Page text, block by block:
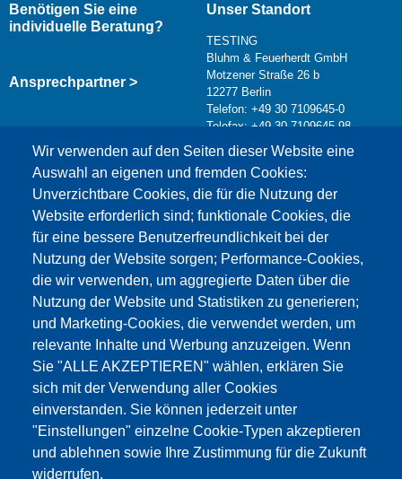
Wir verwenden auf den Seiten dieser Website eine
Auswahl an eigenen und fremden Cookies:
Unverzichtbare Cookies, die für die Nutzung der
Website erforderlich sind; funktionale Cookies, die
für eine bessere Benutzerfreundlichkeit bei der
Nutzung der Website sorgen; Performance-Cookies,
die wir verwenden, um aggregierte Daten über die
Nutzung der Website und Statistiken zu generieren;
und Marketing-Cookies, die verwendet werden, um
relevante Inhalte und Werbung anzuzeigen. Wenn
Sie "ALLE AKZEPTIEREN" wählen, erklären Sie
sich mit der Verwendung aller Cookies
einverstanden. Sie können jederzeit unter
"Einstellungen" einzelne Cookie-Typen akzeptieren
und ablehnen sowie Ihre Zustimmung für die Zukunft
widerrufen.
Benötigen Sie eine
individuelle Beratung?
Ansprechpartner >
Unser Standort
TESTING
Bluhm & Feuerherdt GmbH
Motzener Straße 26 b
12277 Berlin
Telefon: +49 30 7109645-0
Telefax: +49 30 7109645-98
info@testing.de
Dieser Inhalt ist blockiert, da die Google Maps
Cookies nicht akzeptiert wurden.
NUR DIE GOOGLE MAPS COOKIES
AKZEPTIEREN.
Alle Cookies akzeptieren